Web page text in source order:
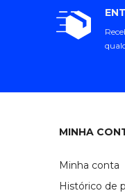
MINHA
Minha conta
Histórico de